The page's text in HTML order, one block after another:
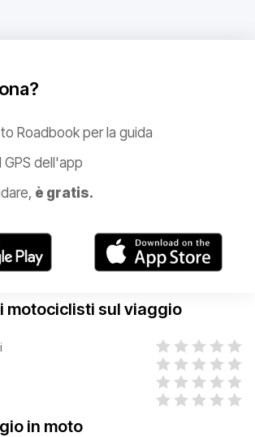
Roadbook per la guida
GPS dell'app
è gratis.
motociclisti sul viaggio
in moto